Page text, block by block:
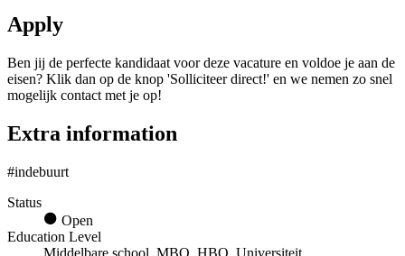
Apply
Ben jij de perfecte kandidaat voor deze vacature en voldoe je aan de
eisen? Klik dan op de knop 'Solliciteer direct!' en we nemen zo snel
mogelijk contact met je op!
Extra information
#indebuurt
Status
Open
Education Level
Middelbare school, MBO, HBO, Universiteit